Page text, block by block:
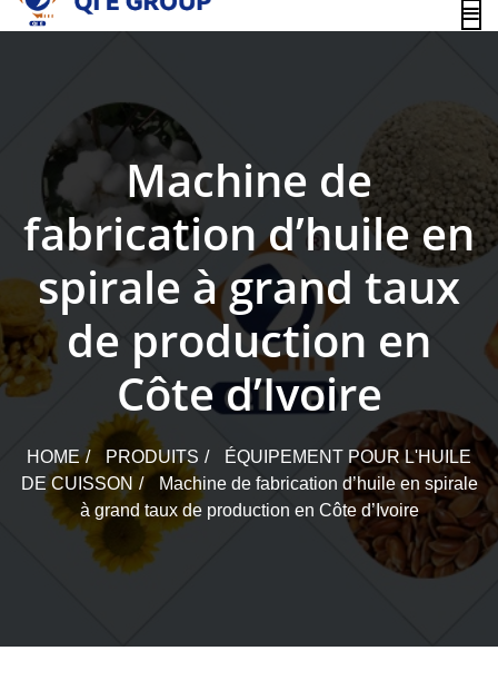
content
Machine de
fabrication d’huile en
spirale à grand taux
de production en
Côte d’Ivoire
HOME PRODUITS
ÉQUIPEMENT POUR L'HUILE
DE CUISSON
Machine de fabrication d’huile en spirale
à grand taux de production en Côte d’Ivoire